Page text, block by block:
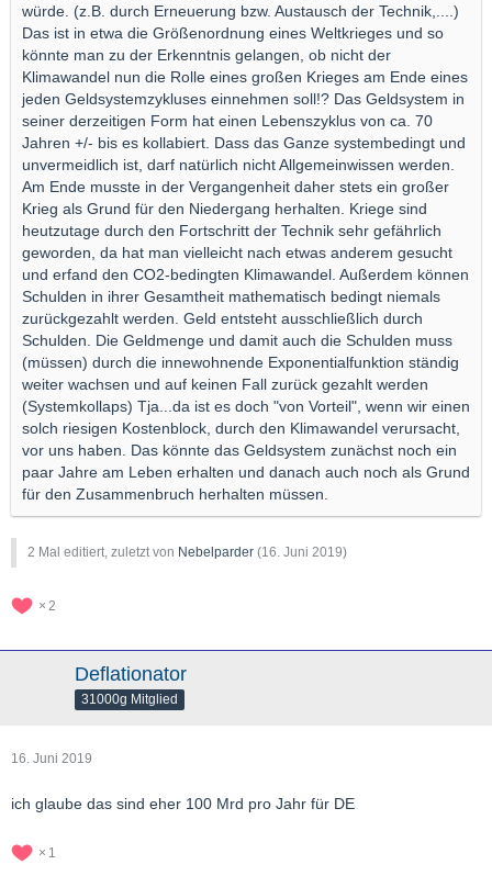
würde. (z.B. durch Erneuerung bzw. Austausch der Technik,....)
Das ist in etwa die Größenordnung eines Weltkrieges und so
könnte man zu der Erkenntnis gelangen, ob nicht der
Klimawandel nun die Rolle eines großen Krieges am Ende eines
jeden Geldsystemzykluses einnehmen soll!? Das Geldsystem in
seiner derzeitigen Form hat einen Lebenszyklus von ca. 70
Jahren +/- bis es kollabiert. Dass das Ganze systembedingt und
unvermeidlich ist, darf natürlich nicht Allgemeinwissen werden.
Am Ende musste in der Vergangenheit daher stets ein großer
Krieg als Grund für den Niedergang herhalten. Kriege sind
heutzutage durch den Fortschritt der Technik sehr gefährlich
geworden, da hat man vielleicht nach etwas anderem gesucht
und erfand den CO2-bedingten Klimawandel. Außerdem können
Schulden in ihrer Gesamtheit mathematisch bedingt niemals
zurückgezahlt werden. Geld entsteht ausschließlich durch
Schulden. Die Geldmenge und damit auch die Schulden muss
(müssen) durch die innewohnende Exponentialfunktion ständig
weiter wachsen und auf keinen Fall zurück gezahlt werden
(Systemkollaps) Tja...da ist es doch "von Vorteil", wenn wir einen
solch riesigen Kostenblock, durch den Klimawandel verursacht,
vor uns haben. Das könnte das Geldsystem zunächst noch ein
paar Jahre am Leben erhalten und danach auch noch als Grund
für den Zusammenbruch herhalten müssen.
2 Mal editiert, zuletzt von Nebelparder (16. Juni 2019)
2
Deflationator
31000g Mitglied
16. Juni 2019
ich glaube das sind eher 100 Mrd pro Jahr für DE
1